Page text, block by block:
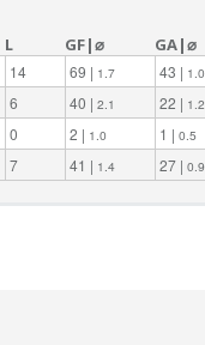
L GF|⌀ GA|⌀
14 69 | 1.7 43 | 1.0
6 40 | 2.1 22 | 1.2
0 2 | 1.0 1 | 0.5
7 41 | 1.4 27 | 0.9